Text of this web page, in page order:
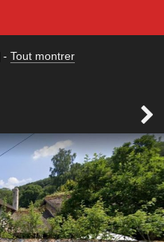
- Tout montrer
